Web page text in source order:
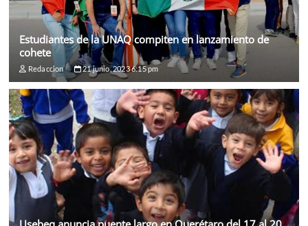
Estudiantes de la UNAQ compiten en lanzamiento de
cohete
Redaccion 21 junio, 2023 6:15 pm